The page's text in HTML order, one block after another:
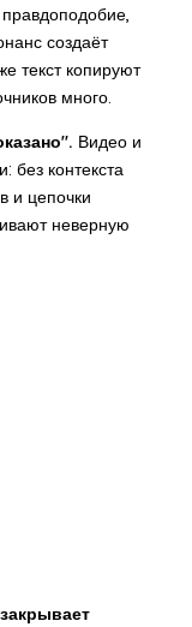
создаёт
текст копируют
много.
Видео и
без контекста
и цепочки
неверную